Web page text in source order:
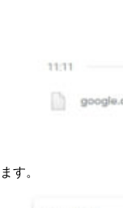
す。